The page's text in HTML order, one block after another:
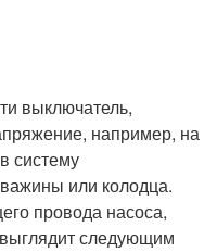
выключатель,
например, на
систему
или колодца.
провода насоса,
следующим